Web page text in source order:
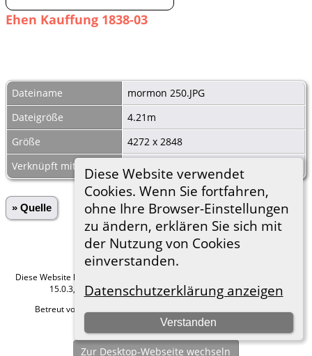
Diese Website verwendet
Cookies. Wenn Sie fortfahren,
ohne Ihre Browser-Einstellungen
zu ändern, erklären Sie sich mit
der Nutzung von Cookies
einverstanden.
Datenschutzerklärung anzeigen
Verstanden
Ehen Kauffung 1838-03
Dateiname
mormon 250.JPG
Dateigröße
4.21m
Größe
4272 x 2848
Verknüpft mit
Ehen Kauffung 1838-03
» Quelle
Diese Website läuft mit
15.0.3, programmiert von Darrin Lythgoe © 2001-2026.
Betreut von
Hier geht es zum Impressum
Zur Desktop-Webseite wechseln